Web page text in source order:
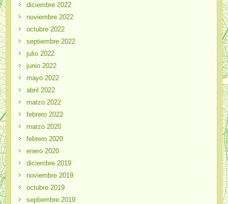
diciembre 2022
noviembre 2022
octubre 2022
septiembre 2022
julio 2022
junio 2022
mayo 2022
abril 2022
marzo 2022
febrero 2022
marzo 2020
febrero 2020
enero 2020
diciembre 2019
noviembre 2019
octubre 2019
septiembre 2019